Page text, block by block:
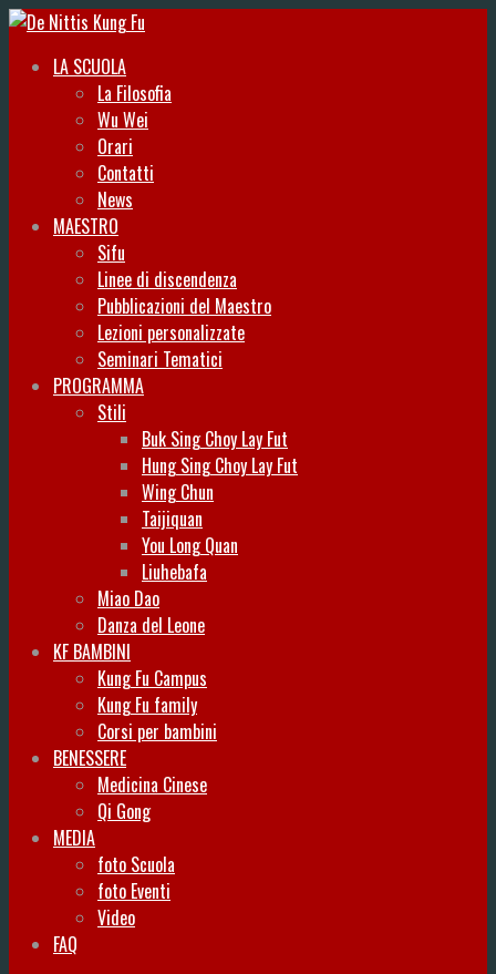
LA SCUOLA
La Filosofia
Wu Wei
Orari
Contatti
News
MAESTRO
Sifu
Linee di discendenza
Pubblicazioni del Maestro
Lezioni personalizzate
Seminari Tematici
PROGRAMMA
Stili
Buk Sing Choy Lay Fut
Hung Sing Choy Lay Fut
Wing Chun
Taijiquan
You Long Quan
Liuhebafa
Miao Dao
Danza del Leone
KF BAMBINI
Kung Fu Campus
Kung Fu family
Corsi per bambini
BENESSERE
Medicina Cinese
Qi Gong
MEDIA
foto Scuola
foto Eventi
Video
FAQ